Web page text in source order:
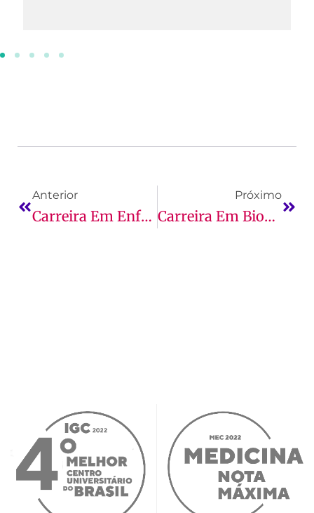
Anterior
Carreira Em Enfermagem: Guia Completo!
Próximo
Carreira Em Biomedicina: Guia Completo E Oportunidades De Crescimento